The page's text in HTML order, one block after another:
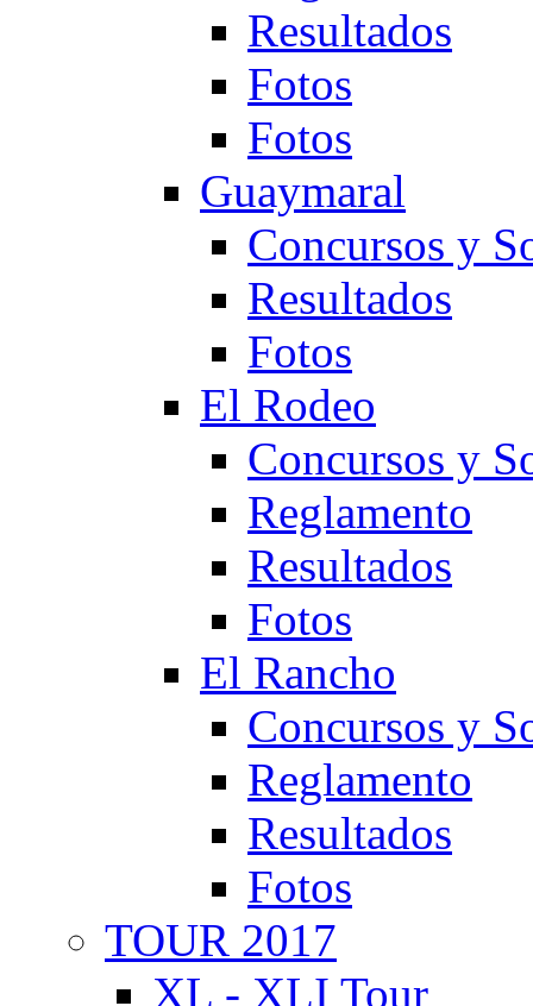
Resultados
Fotos
Fotos
Guaymaral
Concursos y
Resultados
Fotos
El Rodeo
Concursos y
Reglamento
Resultados
Fotos
El Rancho
Concursos y
Reglamento
Resultados
Fotos
TOUR 2017
XL - XLI Tour